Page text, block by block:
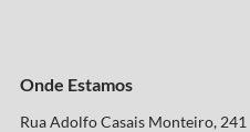
Onde Estamos
Rua Adolfo Casais Monteiro, 241